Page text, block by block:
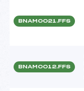
BNAM0021.FFS
BNAM0012.FFS